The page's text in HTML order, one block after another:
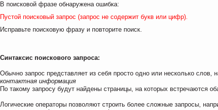
В поисковой фразе обнаружена ошибка:
Пустой поисковый запрос (запрос не содержит букв или цифр).
Исправьте поисковую фразу и повторите поиск.
Синтаксис поискового запроса:
Обычно запрос представляет из себя просто одно или несколько слов,
контактная информация
По такому запросу будут найдены страницы, на которых встречаются
Логические операторы позволяют строить более сложные запросы,